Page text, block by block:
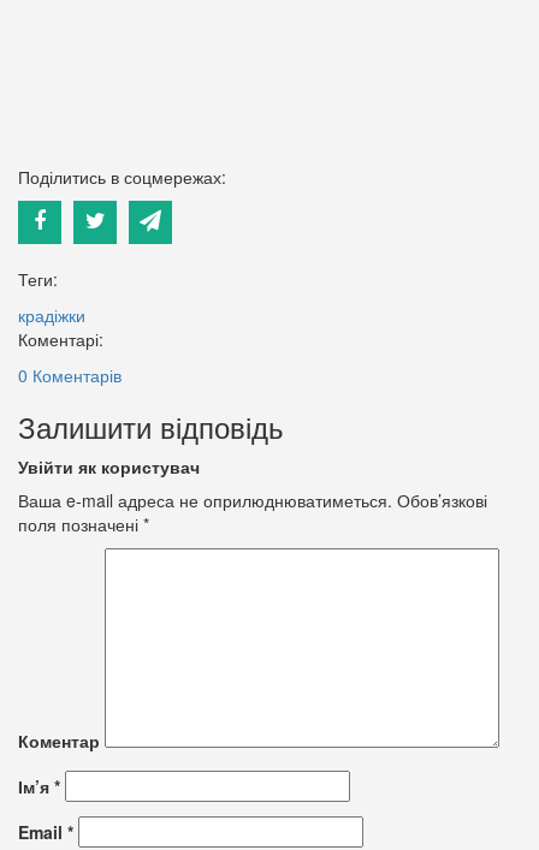
Поділитись в соцмережах:
Теги:
крадіжки
Коментарі:
0 Коментарів
Залишити відповідь
Увійти як користувач
Ваша e-mail адреса не оприлюднюватиметься. Обов’язкові
поля позначені *
Коментар
Ім’я *
Email *